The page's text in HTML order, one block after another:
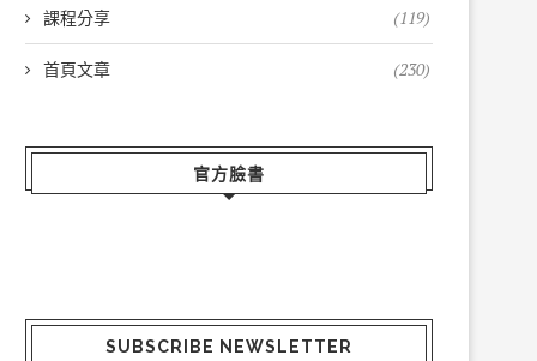
課程分享 (119)
首頁文章 (230)
官方臉書
SUBSCRIBE NEWSLETTER